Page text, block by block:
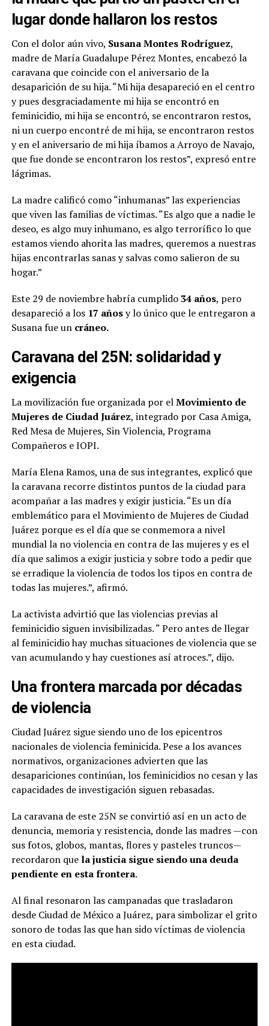
lugar donde hallaron los restos
Con el dolor aún vivo, Susana Montes Rodríguez,
madre de María Guadalupe Pérez Montes, encabezó la
caravana que coincide con el aniversario de la
desaparición de su hija. “Mi hija desapareció en el centro
y pues desgraciadamente mi hija se encontró en
feminicidio, mi hija se encontró, se encontraron restos,
ni un cuerpo encontré de mi hija, se encontraron restos
y en el aniversario de mi hija íbamos a Arroyo de Navajo,
que fue donde se encontraron los restos”, expresó entre
lágrimas.
La madre calificó como “inhumanas” las experiencias
que viven las familias de víctimas. “Es algo que a nadie le
deseo, es algo muy inhumano, es algo terrorífico lo que
estamos viendo ahorita las madres, queremos a nuestras
hijas encontrarlas sanas y salvas como salieron de su
hogar.”
Este 29 de noviembre habría cumplido 34 años, pero
desapareció a los 17 añosy lo único que le entregaron a
Susana fue un cráneo.
Caravana del 25N: solidaridad y
exigencia
La movilización fue organizada por elMovimiento de
Mujeres de Ciudad Juárez, integrado por Casa Amiga,
Red Mesa de Mujeres, Sin Violencia, Programa
Compañeros e IOPI.
María Elena Ramos, una de sus integrantes, explicó que
la caravana recorre distintos puntos de la ciudad para
acompañar a las madres y exigir justicia. “Es un día
emblemático para el Movimiento de Mujeres de Ciudad
Juárez porque es el día que se conmemora a nivel
mundial la no violencia en contra de las mujeres y es el
día que salimos a exigir justicia y sobre todo a pedir que
se erradique la violencia de todos los tipos en contra de
todas las mujeres.”, afirmó.
La activista advirtió que las violencias previas al
feminicidio siguen invisibilizadas. “ Pero antes de llegar
al feminicidio hay muchas situaciones de violencia que se
van acumulando y hay cuestiones así atroces.”, dijo.
Una frontera marcada por décadas
de violencia
Ciudad Juárez sigue siendo uno de los epicentros
nacionales de violencia feminicida. Pese a los avances
normativos, organizaciones advierten que las
desapariciones continúan, los feminicidios no cesan y las
capacidades de investigación siguen rebasadas.
La caravana de este 25N se convirtió así en un acto de
denuncia, memoria y resistencia, donde las madres —con
sus fotos, globos, mantas, flores y pasteles truncos—
recordaron que la justicia sigue siendo una deuda
pendiente en esta frontera.
Al final resonaron las campanadas que trasladaron
desde Ciudad de México a Juárez, para simbolizar el grito
sonoro de todas las que han sido víctimas de violencia
en esta ciudad.